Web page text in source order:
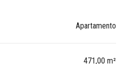
Apartamento
471,00 m²